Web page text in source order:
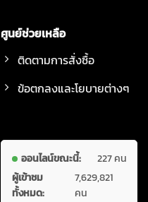
ศูนย์ช่วยเหลือ
ติดตามการสั่งซื้อ
ข้อตกลงและโยบายต่างๆ
ออนไลน์ขณะนี้:
227 คน
ผู้เข้าชม
ทั้งหมด:
7,629,821
คน